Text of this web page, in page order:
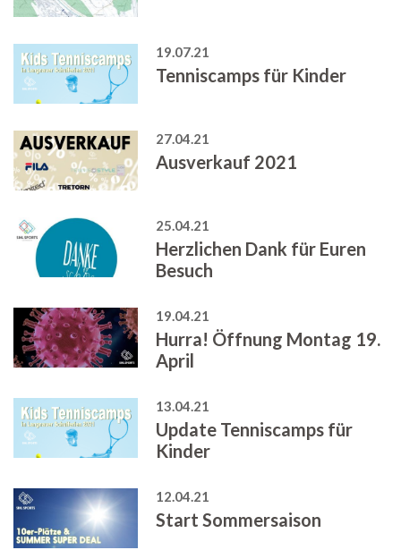
19.07.21
Tenniscamps für Kinder
27.04.21
Ausverkauf 2021
25.04.21
Herzlichen Dank für Euren
Besuch
19.04.21
Hurra! Öffnung Montag 19.
April
13.04.21
Update Tenniscamps für
Kinder
12.04.21
Start Sommersaison